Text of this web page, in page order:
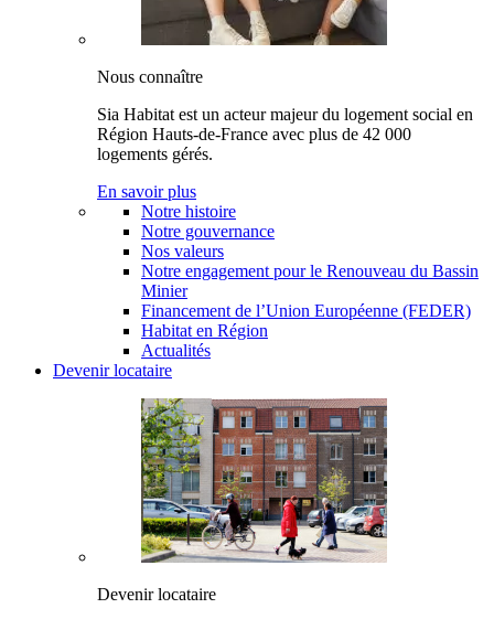
Nous connaître
Sia Habitat est un acteur majeur du logement social en
Région Hauts-de-France avec plus de 42 000
logements gérés.
En savoir plus
Notre histoire
Notre gouvernance
Nos valeurs
Notre engagement pour le Renouveau du Bassin
Minier
Financement de l’Union Européenne (FEDER)
Habitat en Région
Actualités
Devenir locataire
Devenir locataire